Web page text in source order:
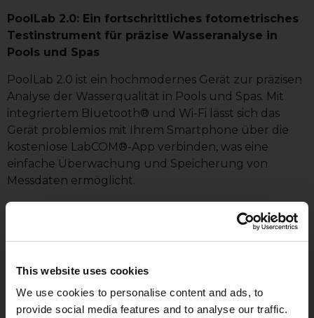
This website uses cookies
We use cookies to personalise content and ads, to
provide social media features and to analyse our traffic.
PoolLab 2.0: Ein fortschrittliches fotometrisches
Testinstrument für präzise Wasseranalyse in
Pools und Spas
PoolLab 2.0 ist ein hochmodernes Gerät zur präzisen
Analyse der Wasserqualität in Pools und Spas. Mit
integriertem Bluetooth® und Wi-Fi lässt sich das
Gerät problemlos mit Ihrem Smartphone über die
kostenlose LabCOM®-App verbinden, was eine
einfache Überwachung und Speicherung von
Messdaten ermöglicht.
Eine der herausragenden Eigenschaften des PoolLab
2.0 ist seine Fähigkeit, bis zu 24 verschiedene
Wasserparameter zu messen, einschließlich:
pH-Wert: 6,5–8,4 (±0,15 pH)
0,0–8,0 ppm (±10 %)